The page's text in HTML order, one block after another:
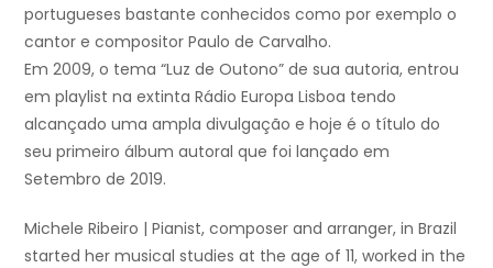
portugueses bastante conhecidos como por exemplo o
cantor e compositor Paulo de Carvalho.
Em 2009, o tema “Luz de Outono” de sua autoria, entrou
em playlist na extinta Rádio Europa Lisboa tendo
alcançado uma ampla divulgação e hoje é o título do
seu primeiro álbum autoral que foi lançado em
Setembro de 2019.
Michele Ribeiro | Pianist, composer and arranger, in Brazil
started her musical studies at the age of 11, worked in the